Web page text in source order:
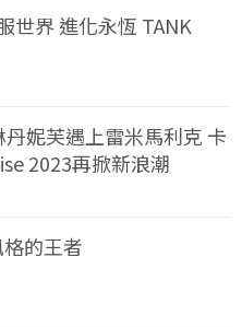
世界 進化永恆 TANK
妮芙遇上雷米馬利克 卡
Française 2023再掀新浪潮
的王者